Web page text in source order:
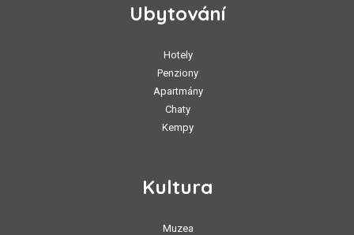
Ubytování
Hotely
Penziony
Apartmány
Chaty
Kempy
Kultura
Muzea